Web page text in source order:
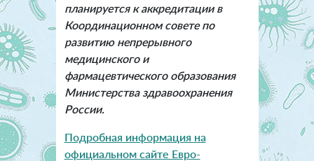
планируется к аккредитации в
Координационном совете по
развитию непрерывного
медицинского и
фармацевтического образования
Министерства здравоохранения
России.
Подробная информация на
официальном сайте Евро-